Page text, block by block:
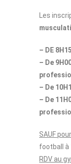
Les
– DE
– De
– De
– De
SAUF
football à
RDV au